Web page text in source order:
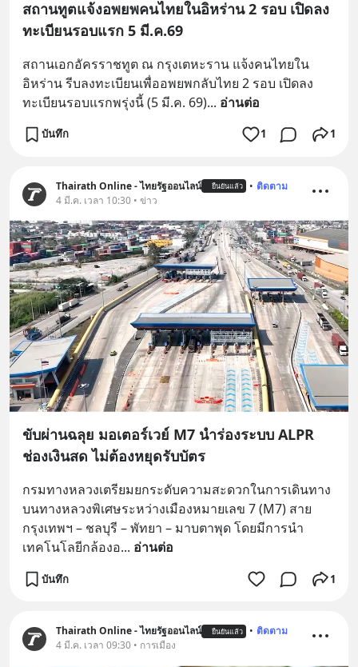
สถานทูตแจ้งอพยพคนไทยในอิหร่าน 2 รอบ เปิดลง
ทะเบียนรอบแรก 5 มี.ค.69
สถานเอกอัครราชทูต ณ กรุงเตหะราน แจ้งคนไทยใน
อิหร่าน รีบลงทะเบียนเพื่ออพยพกลับไทย 2 รอบ เปิดลง
ทะเบียนรอบแรกพรุ่งนี้ (5 มี.ค. 69)... อ่านต่อ
บันทึก 1 1
Thairath Online - ไทยรัฐออนไลน์ ยืนยันแล้ว • ติดตาม
4 มี.ค. เวลา 10:30 • ข่าว
ขับผ่านฉลุย มอเตอร์เวย์ M7 นำร่องระบบ ALPR
ช่องเงินสด ไม่ต้องหยุดรับบัตร
กรมทางหลวงเตรียมยกระดับความสะดวกในการเดินทาง
บนทางหลวงพิเศษระหว่างเมืองหมายเลข 7 (M7) สาย
กรุงเทพฯ – ชลบุรี – พัทยา – มาบตาพุด โดยมีการนำ
เทคโนโลยีกล้องอ... อ่านต่อ
บันทึก 1
Thairath Online - ไทยรัฐออนไลน์ ยืนยันแล้ว • ติดตาม
4 มี.ค. เวลา 09:30 • การเมือง